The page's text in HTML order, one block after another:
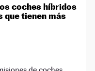
coches híbridos
que tienen más